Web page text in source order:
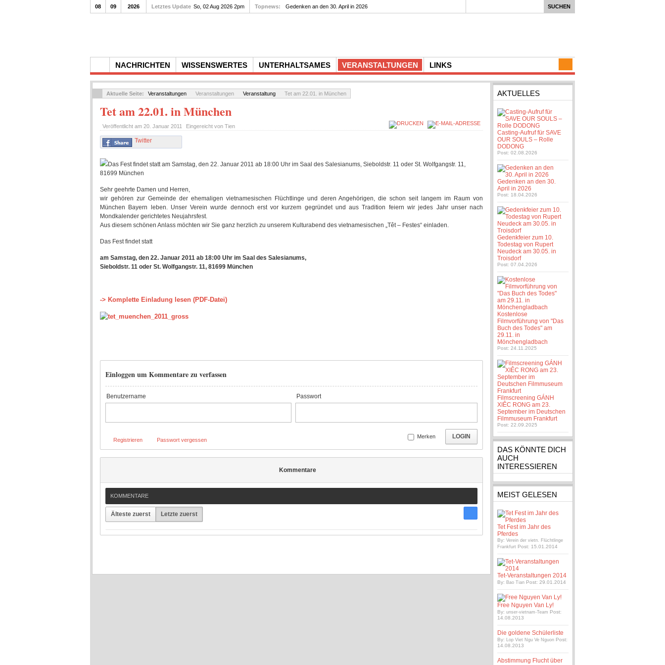
NACHRICHTEN WISSENSWERTES UNTERHALTSAMES VERANSTALTUNGEN LINKS
08 09 2026 Letztes Update So, 02 Aug 2026 2pm Topnews: Gedenken an den 30. April in 2026
Aktuelle Seite: Veranstaltungen Veranstaltungen Veranstaltung Tet am 22.01. in München
Tet am 22.01. in München
Veröffentlicht am 20. Januar 2011 Eingereicht von Tien
Twitter
Das Fest findet statt am Samstag, den 22. Januar 2011 ab 18:00 Uhr im Saal des Salesianums, Sieboldstr. 11 oder St. Wolfgangstr. 11,
81699 München
Sehr geehrte Damen und Herren,
wir gehören zur Gemeinde der ehemaligen vietnamesischen Flüchtlinge und deren Angehörigen, die schon seit langem im Raum von
München Bayern leben. Unser Verein wurde dennoch erst vor kurzem gegründet und aus Tradition feiern wir jedes Jahr unser nach
Mondkalender gerichtetes Neujahrsfest.
Aus diesem schönen Anlass möchten wir Sie ganz herzlich zu unserem Kulturabend des vietnamesischen „Têt – Festes“ einladen.
Das Fest findet statt
am Samstag, den 22. Januar 2011 ab 18:00 Uhr im Saal des Salesianums,
Sieboldstr. 11 oder St. Wolfgangstr. 11, 81699 München
-> Komplette Einladung lesen (PDF-Datei)
Einloggen um Kommentare zu verfassen
Benutzername Passwort
LOGIN
Merken
Registrieren Passwort vergessen
Kommentare
KOMMENTARE
Älteste zuerst Letzte zuerst
AKTUELLES
Casting-Aufruf für SAVE
OUR SOULS – Rolle
DODONG
Post: 02.08.2026
Gedenken an den 30.
April in 2026
Post: 18.04.2026
Gedenkfeier zum 10.
Todestag von Rupert
Neudeck am 30.05. in
Troisdorf
Post: 07.04.2026
Kostenlose
Filmvorführung von "Das
Buch des Todes" am
29.11. in
Mönchengladbach
Post: 24.11.2025
Filmscreening GÁNH
XIÊC RONG am 23.
September im Deutschen
Filmmuseum Frankfurt
Post: 22.09.2025
DAS KÖNNTE DICH
AUCH
INTERESSIEREN
MEIST GELESEN
Tet Fest im Jahr des
Pferdes
By:Verein der vietn. Flüchtlinge
Frankfurt Post: 15.01.2014
Tet-Veranstaltungen 2014
By:Bao Tian Post: 29.01.2014
Free Nguyen Van Ly!
By:unser-vietnam-Team Post:
14.08.2013
Die goldene Schülerliste
By:Lop Viet Ngu Ve Nguon Post:
14.08.2013
Abstimmung Flucht über